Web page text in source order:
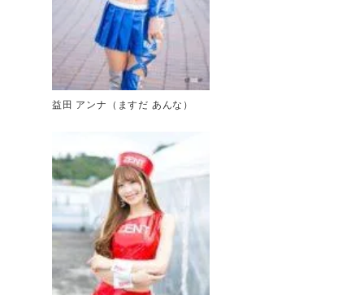
益田 アンナ（ますだ あんな）